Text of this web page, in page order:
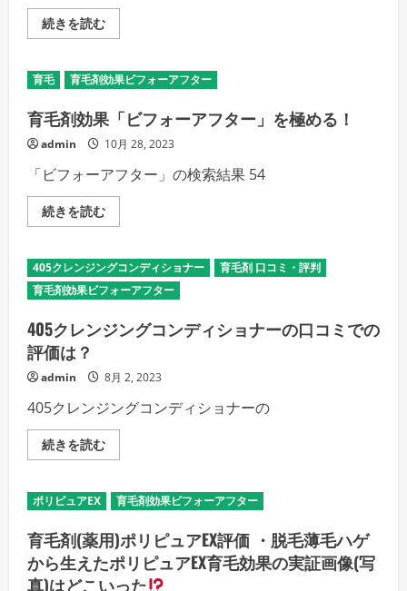
髪
へ
の
ち。
あ
た
の
悩
み、
こ
こ
か
ら
放
れ
ま
す。
の
細
を
く
だ
い
続きを読むモ
ウ
の
効
を
体
感
す
ま
に
か
か
間
は？
の
詳
を
ご
だ
い
育毛 育毛剤効果ビフォーアフター
育毛剤効果「ビフォーアフター」を極める！
admin 10月 28, 2023
「ビフォーアフター」の検索結果 54
続きを読む育
毛
果
「ビ
フ
ォ
ア
フ
を
極
め
る！
の
詳
を
覧
く
だ
い
405クレンジングコンディショナー
育毛剤 口コミ・評判
育毛剤効果ビフォーアフター
405クレンジングコンディショナーの口コミでの
評価は？
admin 8月 2, 2023
405クレンジングコンディショナーの
続きを読む405
ク
ジ
ン
コ
ン
デ
ィ
シ
ポリピュアEX 育毛剤効果ビフォーアフター
育毛剤(薬用)ポリピュアEX評価 ・脱毛薄毛ハゲ
から生えたポリピュアEX育毛効果の実証画像(写
真)はどこいった